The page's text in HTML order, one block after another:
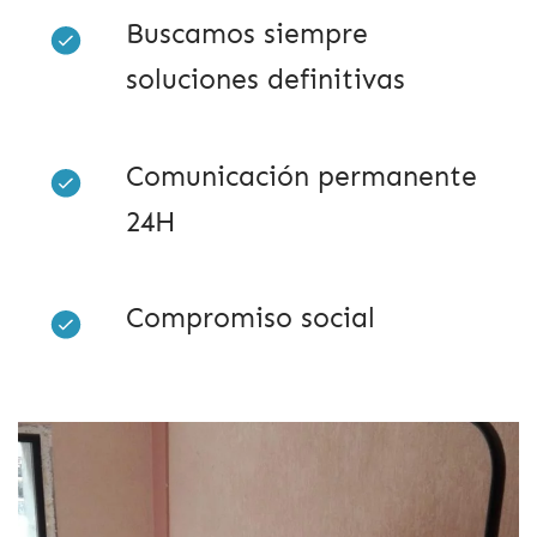
Buscamos siempre
soluciones definitivas
Comunicación permanente
24H
Compromiso social